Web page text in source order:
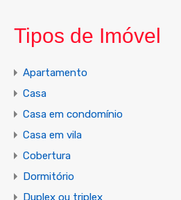
Tipos de Imóvel
Apartamento
Casa
Casa em condomínio
Casa em vila
Cobertura
Dormitório
Duplex ou triplex